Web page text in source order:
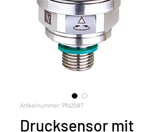
Artikelnummer: PN2097
Drucksensor mit